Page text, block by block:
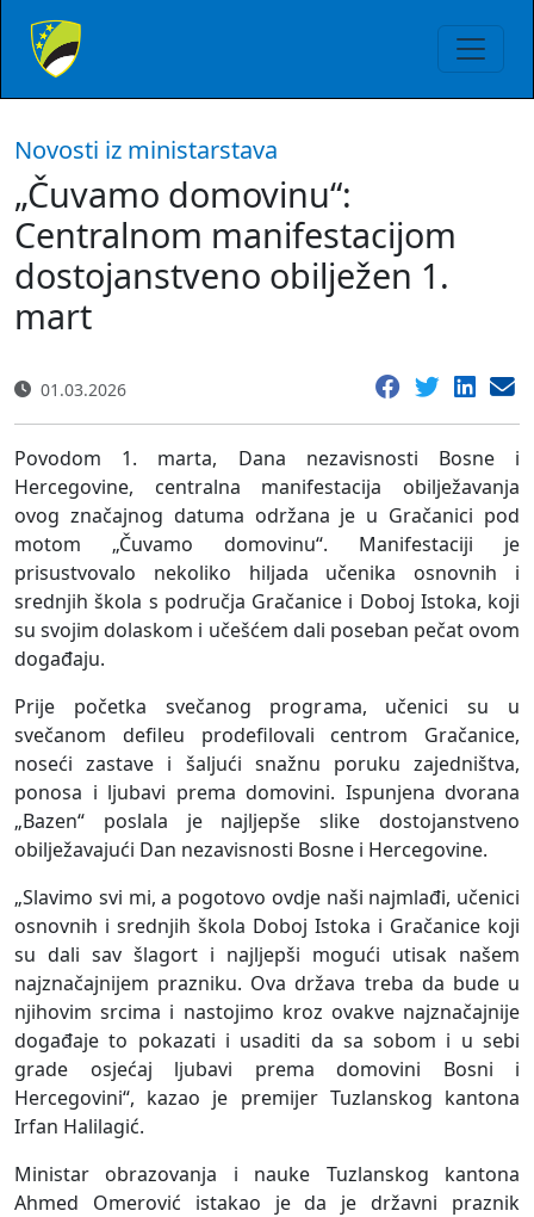
Novosti iz ministarstava
„Čuvamo domovinu“:
Centralnom manifestacijom
dostojanstveno obilježen 1.
mart
01.03.2026
Povodom 1. marta, Dana nezavisnosti Bosne i
Hercegovine, centralna manifestacija obilježavanja
ovog značajnog datuma održana je u Gračanici pod
motom „Čuvamo domovinu“. Manifestaciji je
prisustvovalo nekoliko hiljada učenika osnovnih i
srednjih škola s područja Gračanice i Doboj Istoka, koji
su svojim dolaskom i učešćem dali poseban pečat ovom
događaju.
Prije početka svečanog programa, učenici su u
svečanom defileu prodefilovali centrom Gračanice,
noseći zastave i šaljući snažnu poruku zajedništva,
ponosa i ljubavi prema domovini. Ispunjena dvorana
„Bazen“ poslala je najljepše slike dostojanstveno
obilježavajući Dan nezavisnosti Bosne i Hercegovine.
„Slavimo svi mi, a pogotovo ovdje naši najmlađi, učenici
osnovnih i srednjih škola Doboj Istoka i Gračanice koji
su dali sav šlagort i najljepši mogući utisak našem
najznačajnijem prazniku. Ova država treba da bude u
njihovim srcima i nastojimo kroz ovakve najznačajnije
događaje to pokazati i usaditi da sa sobom i u sebi
grade osjećaj ljubavi prema domovini Bosni i
Hercegovini“, kazao je premijer Tuzlanskog kantona
Irfan Halilagić.
Ministar obrazovanja i nauke Tuzlanskog kantona
Ahmed Omerović istakao je da je državni praznik